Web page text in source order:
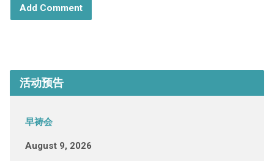
活动预告
早祷会
August 9, 2026